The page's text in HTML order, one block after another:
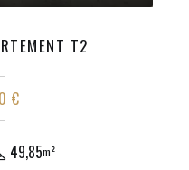
T2
€
49,85m²